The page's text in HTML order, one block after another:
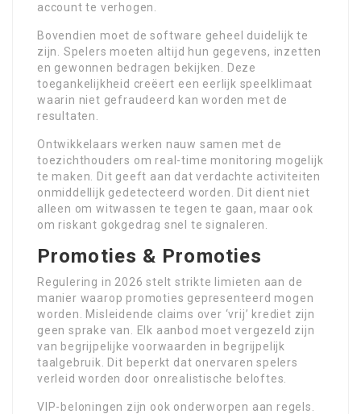
account te verhogen.
Bovendien moet de software geheel duidelijk te
zijn. Spelers moeten altijd hun gegevens, inzetten
en gewonnen bedragen bekijken. Deze
toegankelijkheid creëert een eerlijk speelklimaat
waarin niet gefraudeerd kan worden met de
resultaten.
Ontwikkelaars werken nauw samen met de
toezichthouders om real-time monitoring mogelijk
te maken. Dit geeft aan dat verdachte activiteiten
onmiddellijk gedetecteerd worden. Dit dient niet
alleen om witwassen te tegen te gaan, maar ook
om riskant gokgedrag snel te signaleren.
Promoties & Promoties
Regulering in 2026 stelt strikte limieten aan de
manier waarop promoties gepresenteerd mogen
worden. Misleidende claims over ‘vrij’ krediet zijn
geen sprake van. Elk aanbod moet vergezeld zijn
van begrijpelijke voorwaarden in begrijpelijk
taalgebruik. Dit beperkt dat onervaren spelers
verleid worden door onrealistische beloftes.
VIP-beloningen zijn ook onderworpen aan regels.